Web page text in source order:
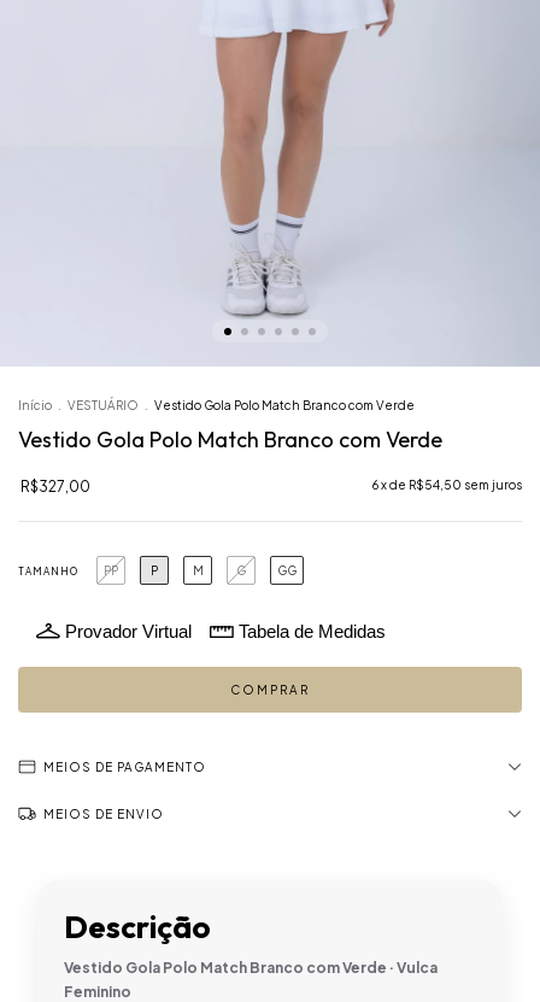
Início VESTUÁRIO Vestido Gola Polo Match Branco com Verde
Vestido Gola Polo Match Branco com Verde
R$327,00 6x de R$54,50 sem juros
TAMANHO PP P M G GG
Provador Virtual Tabela de Medidas
MEIOS DE PAGAMENTO
MEIOS DE ENVIO
Descrição
Vestido Gola Polo Match Branco com Verde · Vulca
Feminino